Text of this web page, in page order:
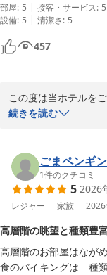
部屋: 5 | 接客・サービス: 5
設備: 5 | 清潔さ: 5
457
この度は当ホテルを
とのこと、大変嬉し
あいにくのお天気で
ようで何よりでござい
また、朝食につきま
大変励みになります。
一方で、駐車場に関
いませんでした。
大きな車でもスムー
続きを読む
ごまペンギン
1件のクチコミ
5 2026
レジャー 家族 2026
高層階の眺望と種類豊
高層階のお部屋はなが
食のバイキングは　種